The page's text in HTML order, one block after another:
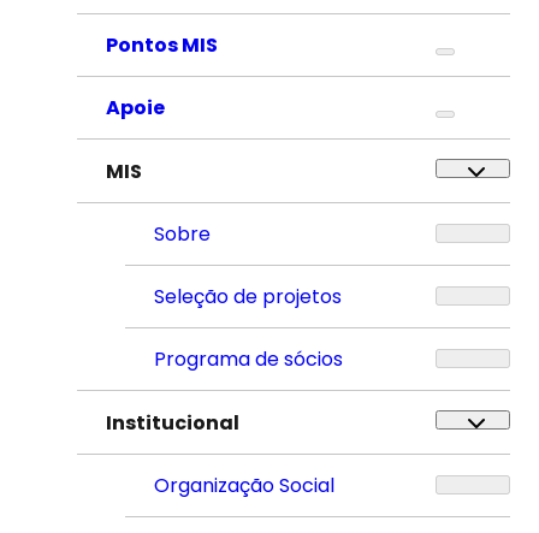
Pontos MIS
Apoie
MIS
Sobre
Seleção de projetos
Programa de sócios
Institucional
Organização Social